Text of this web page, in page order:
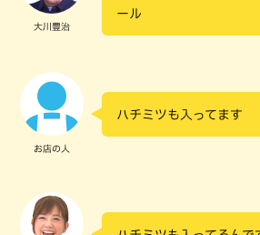
大川豊治
ール
お店の人
ハチミツも入ってます